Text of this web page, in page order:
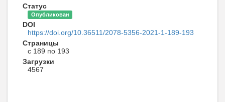
Статус
Опубликован
DOI
https://doi.org/10.36511/2078-5356-2021-1-189-193
Страницы
с 189 по 193
Загрузки
4567